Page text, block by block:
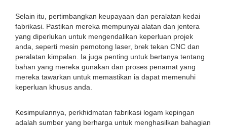
Selain itu, pertimbangkan keupayaan dan peralatan kedai
fabrikasi. Pastikan mereka mempunyai alatan dan jentera
yang diperlukan untuk mengendalikan keperluan projek
anda, seperti mesin pemotong laser, brek tekan CNC dan
peralatan kimpalan. Ia juga penting untuk bertanya tentang
bahan yang mereka gunakan dan proses penamat yang
mereka tawarkan untuk memastikan ia dapat memenuhi
keperluan khusus anda.
Kesimpulannya, perkhidmatan fabrikasi logam kepingan
adalah sumber yang berharga untuk menghasilkan bahagian